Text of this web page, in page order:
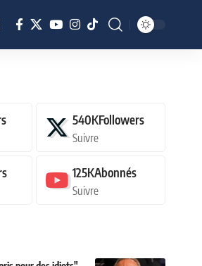
540KFollowers
Suivre
125KAbonnés
Suivre